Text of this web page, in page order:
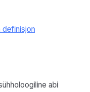
definisjon
abi